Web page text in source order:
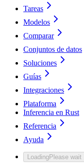
Tareas
Modelos
Comparar
Conjuntos de datos
Soluciones
Guías
Integraciones
Plataforma
Inferencia en Rust
Referencia
Ayuda
LoadingPlease wait